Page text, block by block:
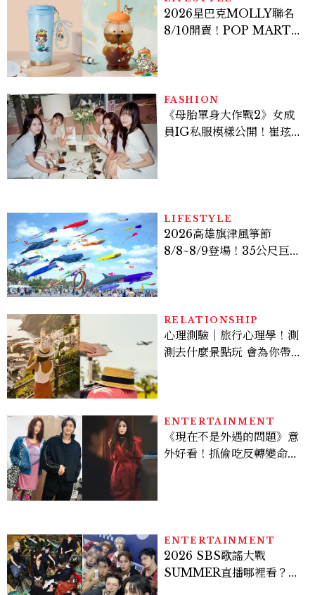
2026星巴克MOLLY聯名
8/10開賣！POP MART 6
FASHION
《母胎單身大作戰2》女成
員IG私服模樣公開！崔玹諝
LIFESTYLE
2026高雄旗津風箏節
8/8~8/9登場！35公尺巨大
RELATIONSHIP
心理測驗｜旅行心理學！測
測去什麼景點玩 會為你帶來
ENTERTAINMENT
《現在不是外遇的問題》意
外好看！抓偷吃反轉變命
ENTERTAINMENT
2026 SBS歌謠大戰
SUMMER直播哪裡看？